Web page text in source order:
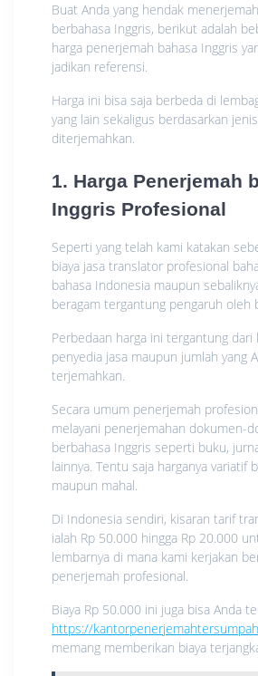
Buat Anda yang hendak
berbahasa Inggris, berikut adalah
harga penerjemah bahasa Inggris
jadikan referensi.
Harga ini bisa saja berbeda di
yang lain sekaligus berdasarkan
diterjemahkan.
1. Harga Penerjemah
Inggris Profesional
Seperti yang telah kami katakan
biaya jasa translator profesional
bahasa Indonesia maupun
beragam tergantung pengaruh oleh
Perbedaan harga ini tergantung dari
penyedia jasa maupun jumlah yang
terjemahkan.
Secara umum penerjemah
melayani penerjemahan dokumen-
berbahasa Inggris seperti buku,
lainnya. Tentu saja harganya variatif
maupun mahal.
Di Indonesia sendiri, kisaran tarif
ialah Rp 50.000 hingga Rp 20.000
lembarnya di mana kami kerjakan
penerjemah profesional.
Biaya Rp 50.000 ini juga bisa Anda
https://
memang memberikan biaya